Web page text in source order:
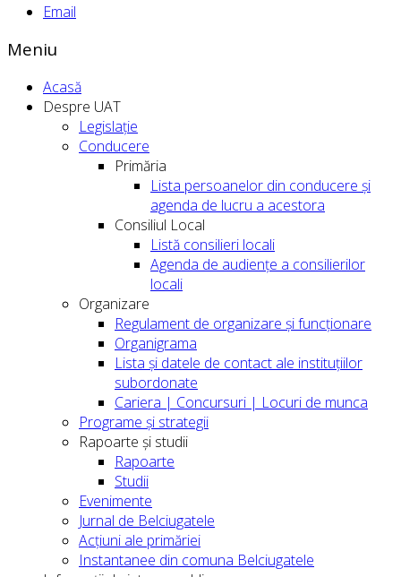
Email
Meniu
Acasă
Despre UAT
Legislație
Conducere
Primăria
Lista persoanelor din conducere şi
agenda de lucru a acestora
Consiliul Local
Listă consilieri locali
Agenda de audiențe a consilierilor
locali
Organizare
Regulament de organizare și funcționare
Organigrama
Lista și datele de contact ale instituțiilor
subordonate
Cariera | Concursuri | Locuri de munca
Programe și strategii
Rapoarte și studii
Rapoarte
Studii
Evenimente
Jurnal de Belciugatele
Acțiuni ale primăriei
Instantanee din comuna Belciugatele